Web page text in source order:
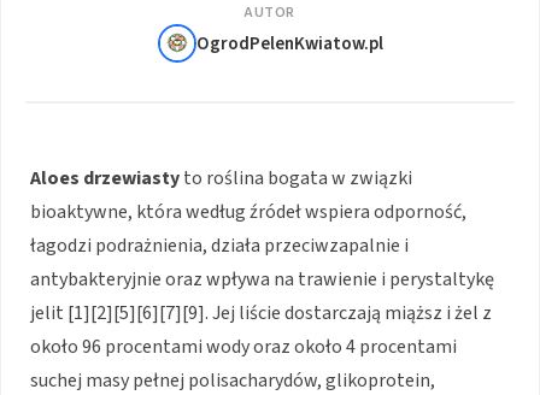
AUTOR
OgrodPelenKwiatow.pl
Aloes drzewiastyto roślina bogata w związki
bioaktywne, która według źródeł wspiera odporność,
łagodzi podrażnienia, działa przeciwzapalnie i
antybakteryjnie oraz wpływa na trawienie i perystaltykę
jelit [1][2][5][6][7][9]. Jej liście dostarczają miąższ i żel z
około 96 procentami wody oraz około 4 procentami
suchej masy pełnej polisacharydów, glikoprotein,